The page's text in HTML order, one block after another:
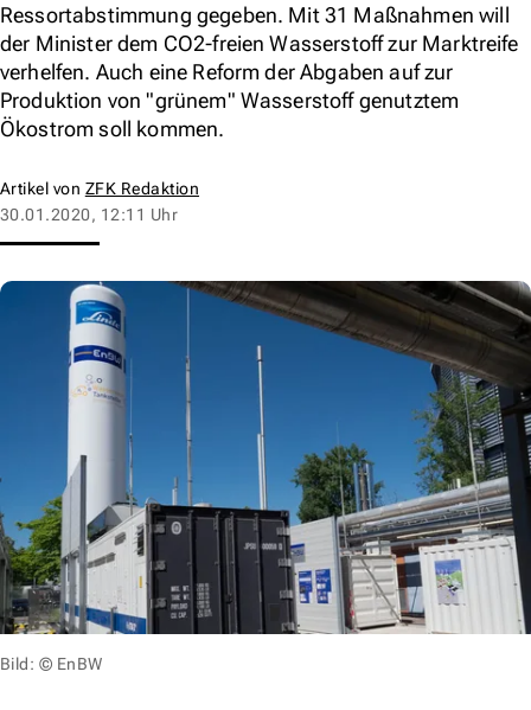
Ressortabstimmung gegeben. Mit 31 Maßnahmen will
der Minister dem CO2-freien Wasserstoff zur Marktreife
verhelfen. Auch eine Reform der Abgaben auf zur
Produktion von "grünem" Wasserstoff genutztem
Ökostrom soll kommen.
Artikel von ZFK Redaktion
30.01.2020, 12:11 Uhr
Bild: © EnBW